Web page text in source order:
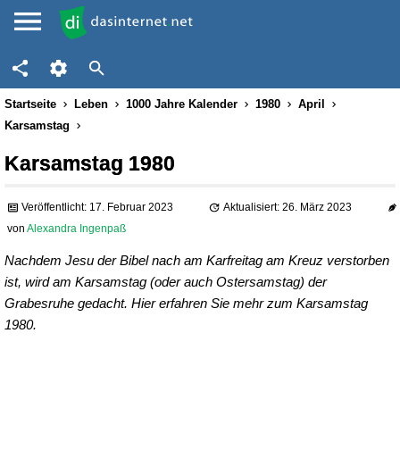
Startseite Leben 1000 Jahre Kalender 1980
April
Karsamstag
Karsamstag 1980
Veröffentlicht: 17. Februar 2023
Aktualisiert: 26. März 2023
von Alexandra Ingenpaß
Nachdem Jesu der Bibel nach am Karfreitag am Kreuz verstorben
ist, wird am Karsamstag (oder auch Ostersamstag) der
Grabesruhe gedacht. Hier erfahren Sie mehr zum Karsamstag
1980.